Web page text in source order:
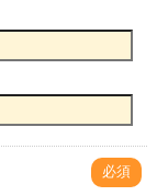
必須